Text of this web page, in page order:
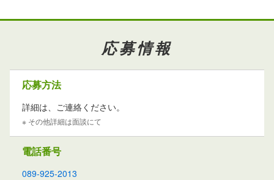
応募情報
応募方法
詳細は、ご連絡ください。
※ その他詳細は面談にて
電話番号
089-925-2013